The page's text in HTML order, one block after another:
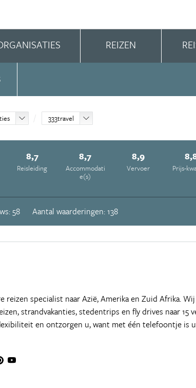
REIZEN
333travel
8,7
Reisleiding
8,7
Accommodati
e(s)
8,9
Vervoer Prijs-
58 Aantal waarderingen: 138
specialist naar Azië, Amerika en Zuid Afrika. Wij
strandvakanties, stedentrips en fly drives naar 15
en ontzorgen u, want met één telefoontje is